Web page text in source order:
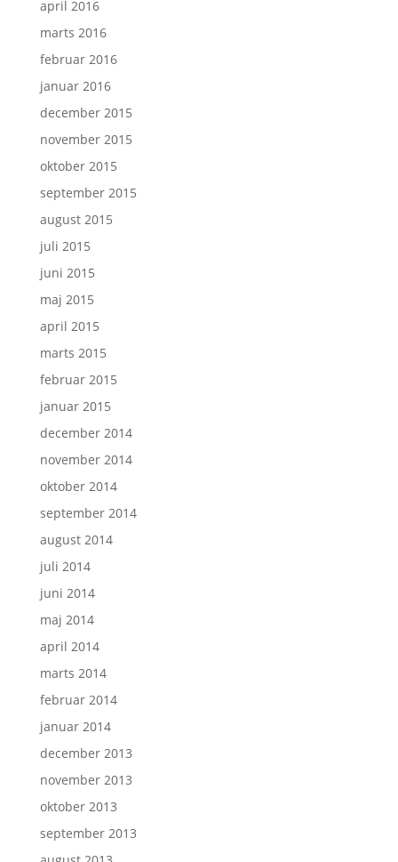
april 2016
marts 2016
februar 2016
januar 2016
december 2015
november 2015
oktober 2015
september 2015
august 2015
juli 2015
juni 2015
maj 2015
april 2015
marts 2015
februar 2015
januar 2015
december 2014
november 2014
oktober 2014
september 2014
august 2014
juli 2014
juni 2014
maj 2014
april 2014
marts 2014
februar 2014
januar 2014
december 2013
november 2013
oktober 2013
september 2013